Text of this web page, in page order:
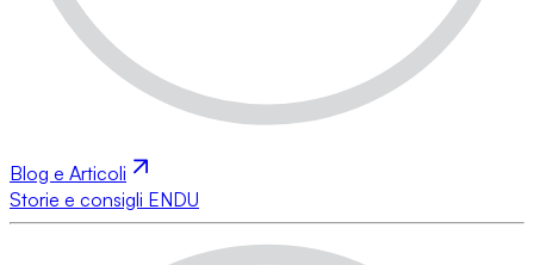
Blog e Articoli
Storie e consigli ENDU